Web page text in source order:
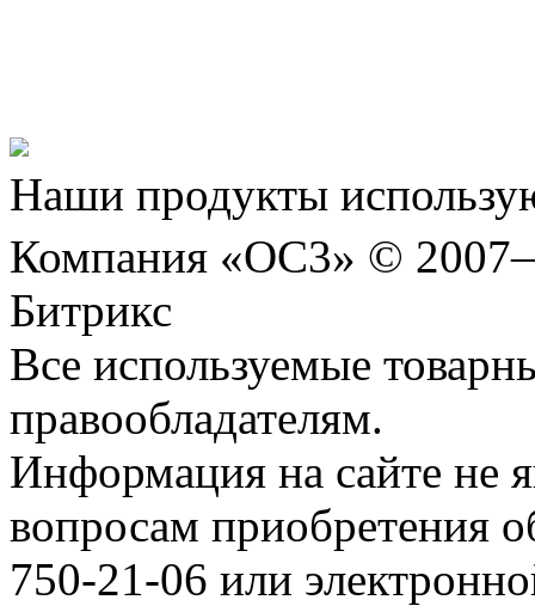
Наши продукты
Компания «ОС3» ©
Битрикс
Все используемые
правообладателям.
Информация на сайте не
вопросам приобретения
750-21-06 или